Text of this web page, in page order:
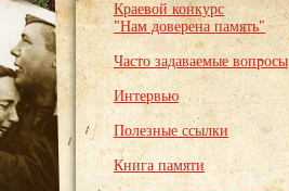
Краевой конкурс
"Нам доверена память"
Часто задаваемые вопросы
Интервью
Полезные ссылки
Книга памяти